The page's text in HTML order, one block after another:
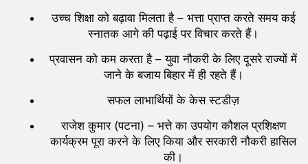
उच्च शिक्षा को बढ़ावा मिलता है – भत्ता प्राप्त करते समय कई
स्नातक आगे की पढ़ाई पर विचार करते हैं।
प्रवासन को कम करता है – युवा नौकरी के लिए दूसरे राज्यों में
जाने के बजाय बिहार में ही रहते हैं।
सफल लाभार्थियों के केस स्टडीज़
राजेश कुमार (पटना) – भत्ते का उपयोग कौशल प्रशिक्षण
कार्यक्रम पूरा करने के लिए किया और सरकारी नौकरी हासिल
की।